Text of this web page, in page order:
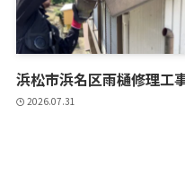
浜松市浜名区雨樋修理工
2026.07.31